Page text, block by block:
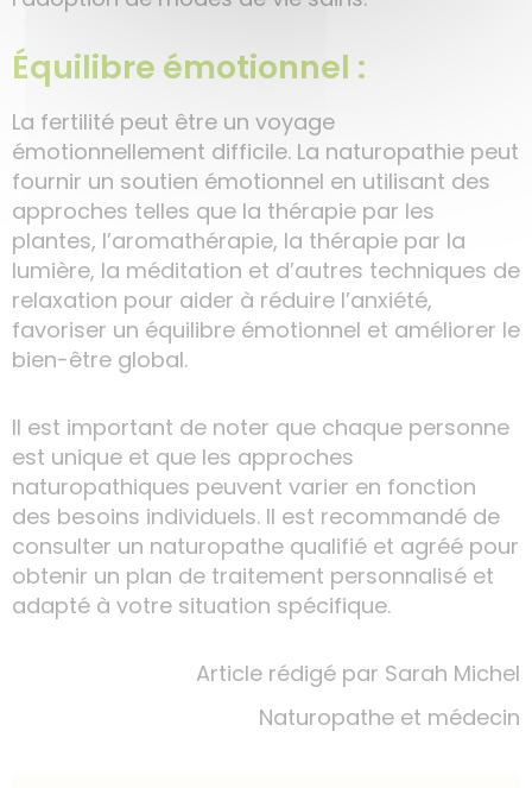
Équilibre émotionnel :
La fertilité peut être un voyage
émotionnellement difficile. La naturopathie peut
fournir un soutien émotionnel en utilisant des
approches telles que la thérapie par les
plantes, l’aromathérapie, la thérapie par la
lumière, la méditation et d’autres techniques de
relaxation pour aider à réduire l’anxiété,
favoriser un équilibre émotionnel et améliorer le
bien-être global.
Il est important de noter que chaque personne
est unique et que les approches
naturopathiques peuvent varier en fonction
des besoins individuels. Il est recommandé de
consulter un naturopathe qualifié et agréé pour
obtenir un plan de traitement personnalisé et
adapté à votre situation spécifique.
Article rédigé par Sarah Michel
Naturopathe et médecin